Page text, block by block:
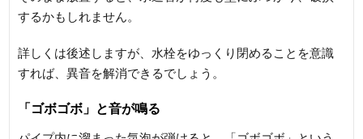
するかもしれません。
詳しくは後述しますが、水栓をゆっくり閉めることを意識
すれば、異音を解消できるでしょう。
「ゴボゴボ」と音が鳴る